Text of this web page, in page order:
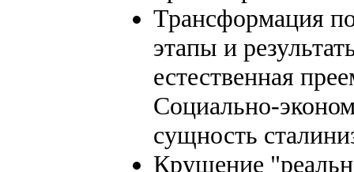
Трансформация
этапы и
естественная
Социально-
сущность
Крушение